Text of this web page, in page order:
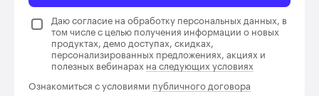
Даю согласие на обработку персональных данных, в
том числе с целью получения информации о новых
продуктах, демо доступах, скидках,
персонализированных предложениях, акциях и
полезных вебинарах на следующих условиях
Ознакомиться с условиями публичного договора